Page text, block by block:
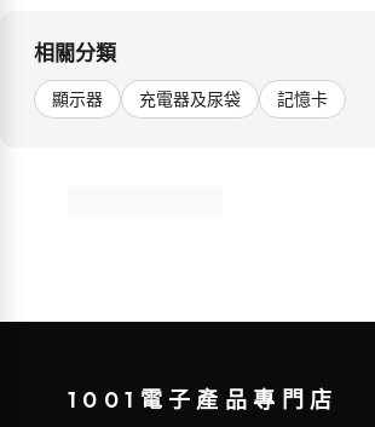
相關分類
顯示器 充電器及尿袋 記憶卡
1001電子產品專門店